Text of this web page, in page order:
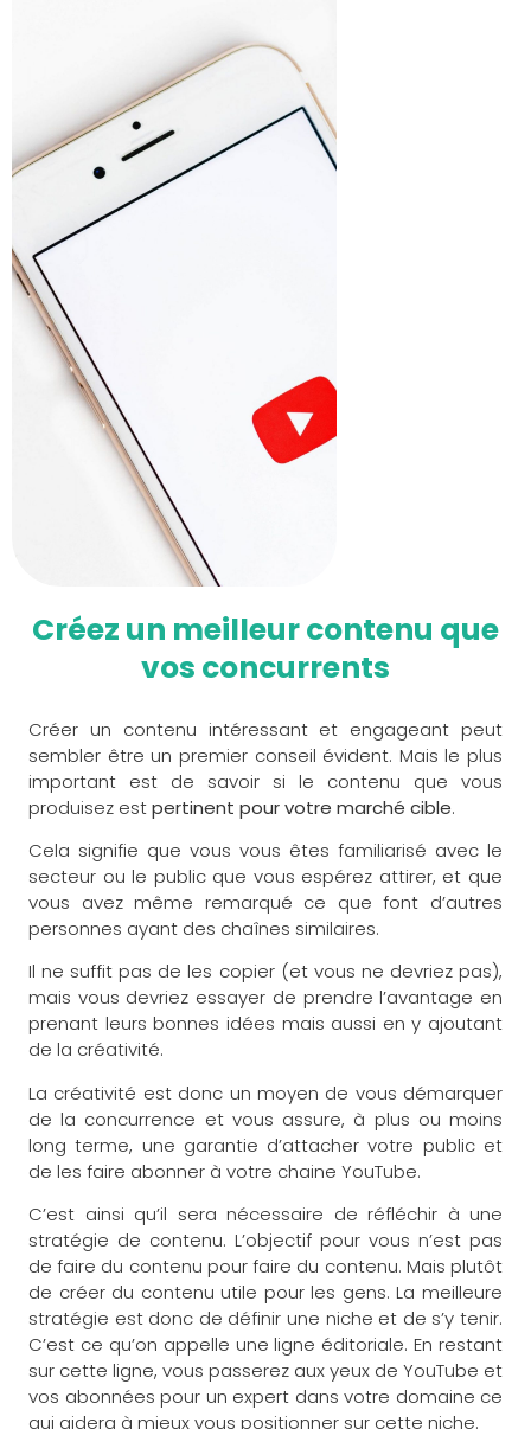
Créez un meilleur contenu que
vos concurrents
Créer un contenu intéressant et engageant peut
sembler être un premier conseil évident. Mais le plus
important est de savoir si le contenu que vous
produisez estpertinent pour votre marché cible.
Cela signifie que vous vous êtes familiarisé avec le
secteur ou le public que vous espérez attirer, et que
vous avez même remarqué ce que font d’autres
personnes ayant des chaînes similaires.
Il ne suffit pas de les copier (et vous ne devriez pas),
mais vous devriez essayer de prendre l’avantage en
prenant leurs bonnes idées mais aussi en y ajoutant
de la créativité.
La créativité est donc un moyen de vous démarquer
de la concurrence et vous assure, à plus ou moins
long terme, une garantie d’attacher votre public et
de les faire abonner à votre chaine YouTube.
C’est ainsi qu’il sera nécessaire de réfléchir à une
stratégie de contenu. L’objectif pour vous n’est pas
de faire du contenu pour faire du contenu. Mais plutôt
de créer du contenu utile pour les gens. La meilleure
stratégie est donc de définir une niche et de s’y tenir.
C’est ce qu’on appelle une ligne éditoriale. En restant
sur cette ligne, vous passerez aux yeux de YouTube et
vos abonnées pour un expert dans votre domaine ce
qui aidera à mieux vous positionner sur cette niche.